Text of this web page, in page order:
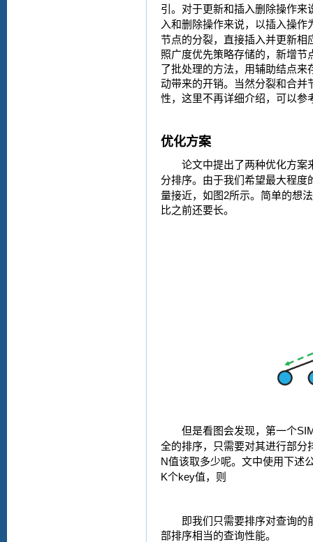
引。对于更新和插入删除操作
入和删除操作来说，以插入操
节点的分裂，直接插入并更新相
照广度优先策略存储的，新增
了批处理的方法，用辅助结点
动带来的开销。当然分裂和合并
性，这里不再详细介绍，可以参
优化方案
论文中提出了两种优化方案
分排序。由于我们希望最大程度
量接近，如图2所示。简单的想
比之前还要长。
但是看图会发现，第一个
全的排序，只需要对其进行部分
N值该取多少呢。文中使用下述
K个key值，则
即我们只需要排序对查询的
部排序相当的查询性能。